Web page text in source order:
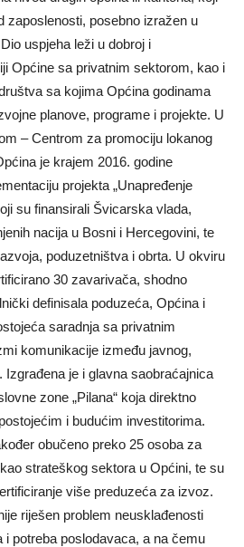
zaposlenosti, posebno izražen u
uspjeha leži u dobroj i
Općine sa privatnim sektorom, kao i
sa kojima Općina godinama
planove, programe i projekte. U
– Centrom za promociju lokanog
je krajem 2016. godine
projekta „Unapređenje
su finansirali Švicarska vlada,
nacija u Bosni i Hercegovini, te
poduzetništva i obrta. U okviru
30 zavarivača, shodno
definisala poduzeća, Općina i
saradnja sa privatnim
komunikacije između javnog,
Izgrađena je i glavna saobraćajnica
zone „Pilana“ koja direktno
i budućim investitorima.
obučeno preko 25 osoba za
strateškog sektora u Općini, te su
više preduzeća za izvoz.
riješen problem neusklađenosti
i potreba poslodavaca, a na čemu